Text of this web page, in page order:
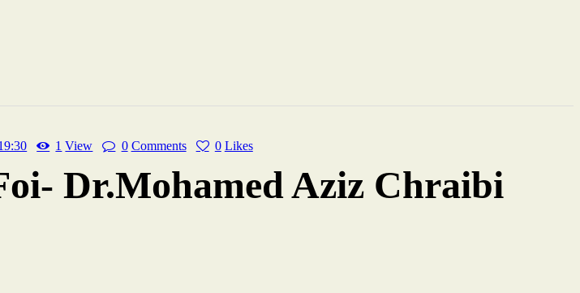
1 View 0 Comments 0 Likes
Dr.Mohamed Aziz Chraibi